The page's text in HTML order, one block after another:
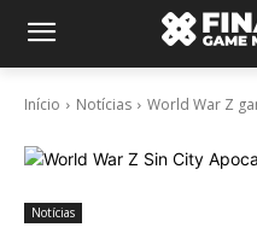
Início Notícias World War Z
Notícias